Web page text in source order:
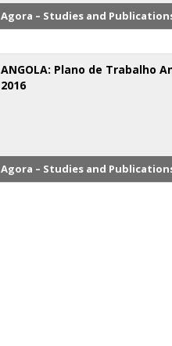
Agora – Studies and
ANGOLA: Plano de Trabalho
2016
Agora – Studies and